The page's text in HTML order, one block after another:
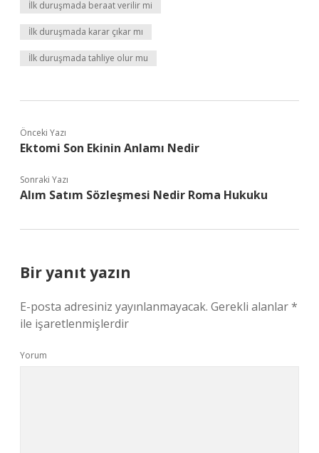
İlk duruşmada beraat verilir mi
İlk duruşmada karar çıkar mı
İlk duruşmada tahliye olur mu
Önceki Yazı
Ektomi Son Ekinin Anlamı Nedir
Sonraki Yazı
Alım Satım Sözleşmesi Nedir Roma Hukuku
Bir yanıt yazın
E-posta adresiniz yayınlanmayacak. Gerekli alanlar*
ile işaretlenmişlerdir
Yorum